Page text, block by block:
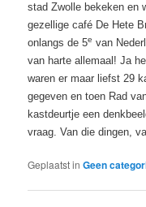
stad Zwolle bekeken en
gezellige café De Hete
onlangs de 5e van
van harte allemaal! Ja
waren er maar liefst 29
gegeven en toen Rad
kastdeurtje een
vraag. Van die dingen,
Geplaatst in Geen